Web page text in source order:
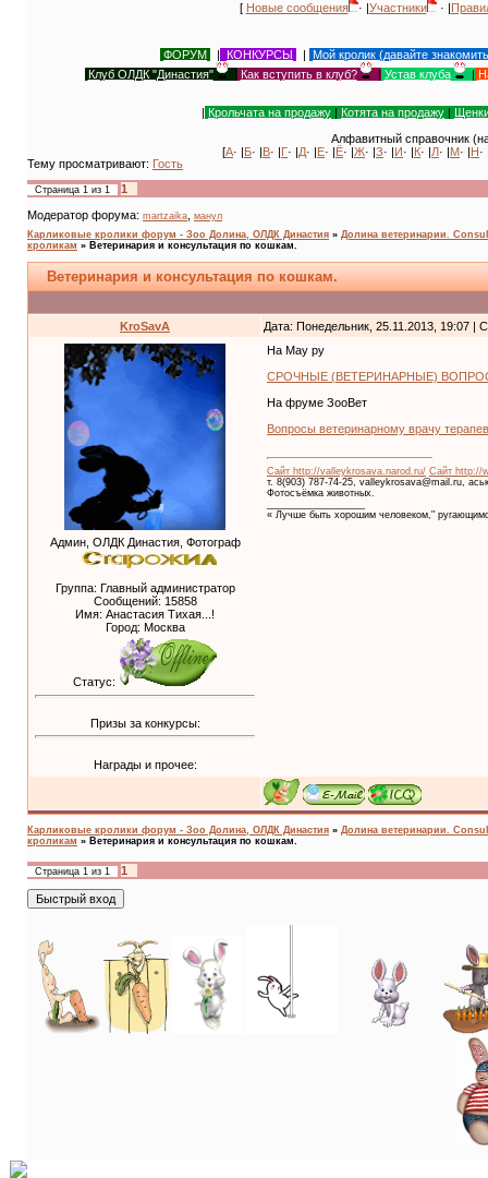
[ Новые сообщения · |Участники · |
ФОРУМ | КОНКУРСЫ | Мой кролик (давайте
Клуб ОЛДК "Династия"
| Как вступить в клуб? | Устав клуба |
| Крольчата на продажу | Котята на продажу |
Алфавитный справочник
[А· |Б· |В· |Г· |Д· |Е· |Ё· |Ж· |З· |И· |К· |Л· |М· |Н·
Тему просматривают: Гость
Страница 1 из 1
1
Модератор форума: martzaika манул
Карликовые кролики форум - Зоо Долина, ОЛДК Династия » Долина ветеринарии.
кроликам » Ветеринария и консультация по кошкам.
Ветеринария и консультация по кошкам.
KroSavA Дата: Понедельник, 25.11.2013, 19:07 |
Админ, ОЛДК Династия, Фотограф
Группа: Главный администратор
Сообщений: 15858
Имя: Анастасия Тихая...!
Город: Москва
Статус:
Призы за конкурсы:
Награды и прочее:
На Мау ру
СРОЧНЫЕ (ВЕТЕРИНАРНЫЕ)
На фруме ЗооВет
Вопросы ветеринарному врачу
Сайт http://valleykrosava.narod.ru/ Сайт http://
т. 8(903) 787-74-25, valleykrosava@mail.ru,
Фотосъёмка животных.
« Лучше быть хорошим человеком,"
Карликовые кролики форум - Зоо Долина, ОЛДК Династия » Долина ветеринарии.
кроликам » Ветеринария и консультация по кошкам.
Страница 1 из 1 1